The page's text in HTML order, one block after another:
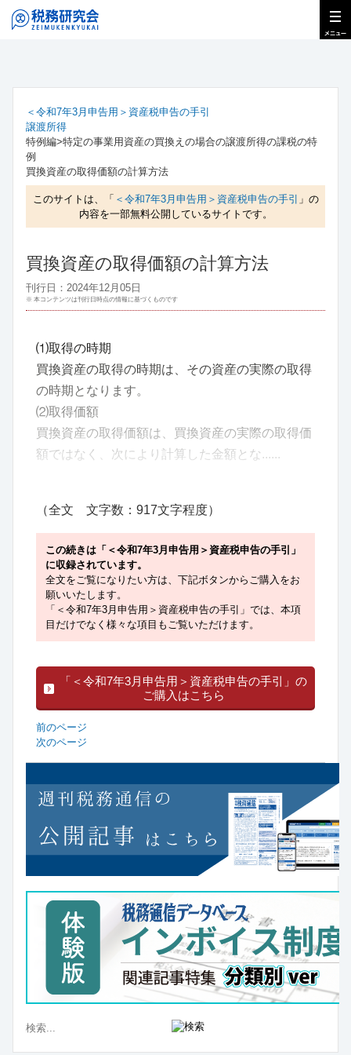
＜令和7年3月申告用＞資産税申告の手引
譲渡所得
特例編>特定の事業用資産の買換えの場合の譲渡所得の課税の特
例
買換資産の取得価額の計算方法
このサイトは、「 ＜令和7年3月申告用＞資産税申告の手引
」の
内容を一部無料公開しているサイトです。
買換資産の取得価額の計算方法
刊行日：2024年12月05日
※ 本コンテンツは刊行日時点の情報に基づくものです
⑴取得の時期
買換資産の取得の時期は、その資産の実際の取得
の時期となります。
⑵取得価額
買換資産の取得価額は、買換資産の実際の取得価
額ではなく、次により計算した金額とな......
（全文 文字数：917文字程度）
この続きは「＜令和7年3月申告用＞資産税申告の手引」
に収録されています。
全文をご覧になりたい方は、下記ボタンからご購入をお
願いいたします。
「＜令和7年3月申告用＞資産税申告の手引」では、本項
目だけでなく様々な項目もご覧いただけます。
「＜令和7年3月申告用＞資産税申告の手引」の
ご購入はこちら
前のページ
次のページ